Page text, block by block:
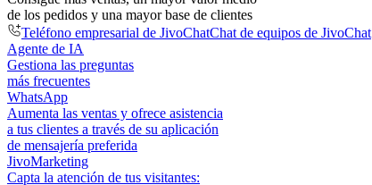
de los pedidos y una mayor base de clientes
Teléfono empresarial de JivoChatChat de equipos de JivoChat
Agente de IA
Gestiona las preguntas
más frecuentes
WhatsApp
Aumenta las ventas y ofrece asistencia
a tus clientes a través de su aplicación
de mensajería preferida
JivoMarketing
Capta la atención de tus visitantes: